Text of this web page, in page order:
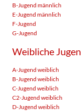
B-Jugend männlich
E-Jugend männlich
F-Jugend
G-Jugend
Weibliche
A-Jugend weiblich
B-Jugend weiblich
C-Jugend weiblich
C2-Jugend weiblich
D-Jugend weiblich